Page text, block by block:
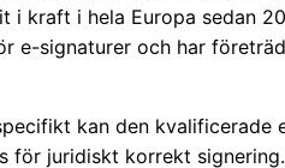
i kraft i hela Europa sedan
e-signaturer och har
kan den kvalificerade
för juridiskt korrekt signering.